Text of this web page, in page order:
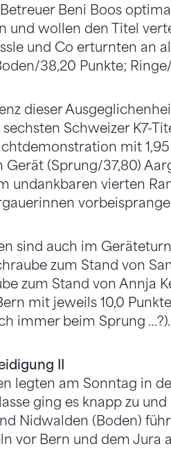
Beni Boos
und wollen den Titel
und Co erturnten an
38,20 Punkte;
dieser
Schweizer K7-
mit 1,95
(Sprung/37,80)
undankbaren vierten
sind auch im
zum Stand von
zum Stand von Annja
mit jeweils 10,0
immer beim Sprung …?).
II
legten am Sonntag in
ging es knapp zu
Nidwalden (Boden)
vor Bern und dem Jura